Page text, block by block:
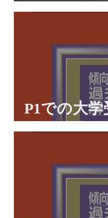
理学部に
P1での大
験談パート